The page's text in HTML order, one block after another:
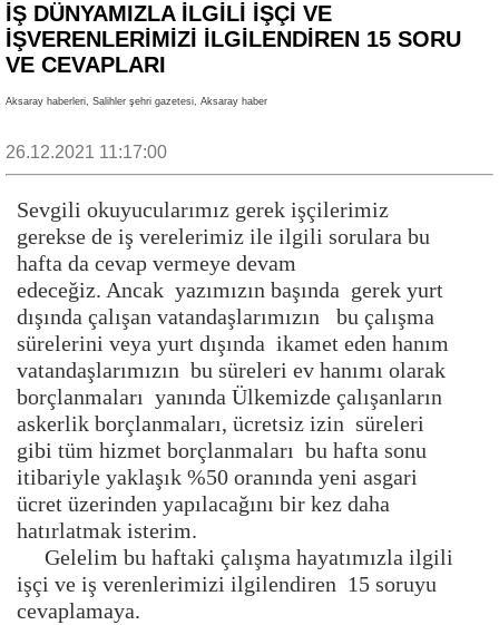
İŞ DÜNYAMIZLA İLGİLİ İŞÇİ VE
İŞVERENLERİMİZİ İLGİLENDİREN 15 SORU
VE CEVAPLARI
Aksaray haberleri, Salihler şehri gazetesi, Aksaray haber
26.12.2021 11:17:00
Sevgili okuyucularımız gerek işçilerimiz
gerekse de iş verelerimiz ile ilgili sorulara bu
hafta da cevap vermeye devam
edeceğiz. Ancak yazımızın başında gerek yurt
dışında çalışan vatandaşlarımızın bu çalışma
sürelerini veya yurt dışında ikamet eden hanım
vatandaşlarımızın bu süreleri ev hanımı olarak
borçlanmaları yanında Ülkemizde çalışanların
askerlik borçlanmaları, ücretsiz izin süreleri
gibi tüm hizmet borçlanmaları bu hafta sonu
itibariyle yaklaşık %50 oranında yeni asgari
ücret üzerinden yapılacağını bir kez daha
hatırlatmak isterim.
Gelelim bu haftaki çalışma hayatımızla ilgili
işçi ve iş verenlerimizi ilgilendiren 15 soruyu
cevaplamaya.